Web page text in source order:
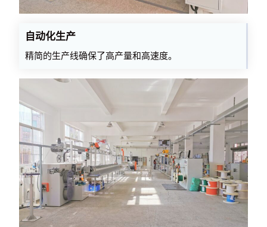
自动化生产
精简的生产线确保了高产量和高速度。